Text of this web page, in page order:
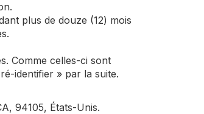
plus de douze (12) mois
Comme celles-ci sont
identifier » par la suite.
94105, États-Unis.